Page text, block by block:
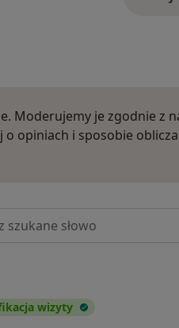
Moderujemy je zgodnie z
o opiniach i sposobie
w opiniach
wizyty